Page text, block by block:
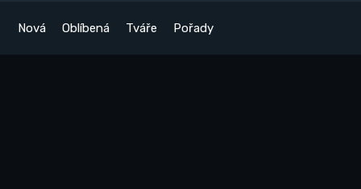
Nová Oblíbená Tváře Pořady